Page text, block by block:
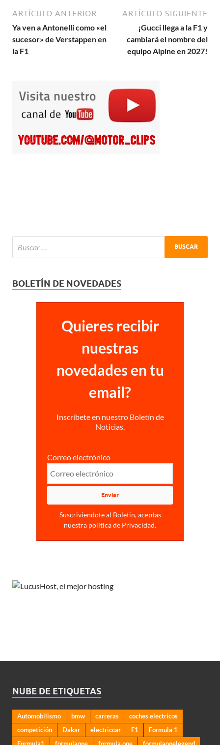
ARTÍCULO ANTERIOR
Ya ven a Antonelli como «el
sucesor» de Verstappen en
la F1
ARTÍCULO SIGUIENTE
¡Gucci llega a la F1 y
cambiará el nombre del
equipo Alpine en 2027!
BOLETÍN DE NOVEDADES
Quieres recibir
nuestras
novedades en tu
email?
Inscríbete en nuestro Boletín de
Noticias.
Correo electrónico
Suscriviendote al Boletin, aceptas
nuestra politica de Privacidad.
NUBE DE ETIQUETAS
Automobilismo bmw carreras
coches electricos
competición
Dakar electriccar F1
Formula 1
Formula1
formulaone formula one
formulaonelegend